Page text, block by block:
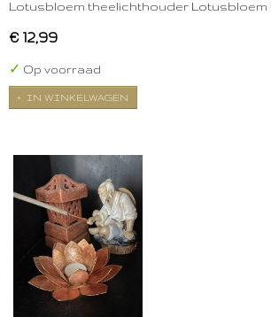
Lotusbloem theelichthouder Lotusbloem
€ 12,99
✓ Op voorraad
IN WINKELWAGEN